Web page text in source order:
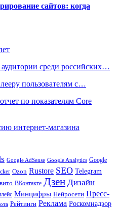
сайтов: когда
аудитории среди российских…
пользователям с…
по показателям Core
интернет-магазина
Google AdSense Google Analytics Google
Ozon Rustore SEO Telegram
ВКонтакте Дзен Дизайн
Минцифры Нейросети Пресс-
Рейтинги Реклама Роскомнадзор